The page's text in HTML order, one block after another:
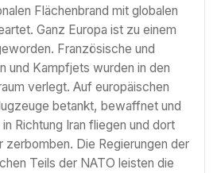
Flächenbrand mit globalen
Ganz Europa ist zu einem
Französische und
und Kampfjets wurden in den
verlegt. Auf europäischen
betankt, bewaffnet und
Richtung Iran fliegen und dort
zerbomben. Die Regierungen der
Teils der NATO leisten die